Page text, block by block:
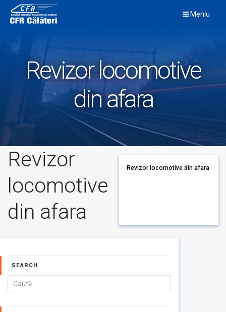
content
Meniu
Revizor locomotive
din afara
Revizor
locomotive
din afara
Revizor locomotive din afara
SEARCH